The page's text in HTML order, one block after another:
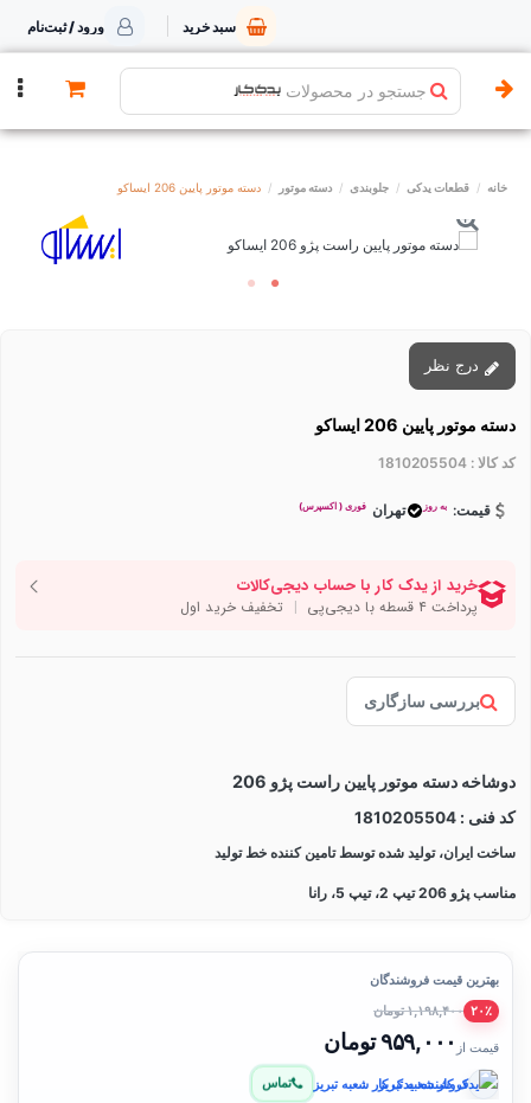
سبد خرید ورود / ثبت‌نام
جستجو در محصولات
خانه قطعات یدکی جلوبندی دسته موتور دسته موتور پایین 206 ایساکو
دسته موتور پایین 206 ایساکو
کد کالا : 1810205504
قیمت: به روز تهران فوری ( اکسپرس)
بررسی سازگاری
دوشاخه دسته موتور پایین راست پژو 206
کد فنی : 1810205504
ساخت ایران، تولید شده توسط تامین کننده خط تولید
مناسب پژو 206 تیپ 2، تیپ 5، رانا
بهترین قیمت فروشندگان
۲۰٪ ۱,۱۹۸,۴۰۰ تومان
قیمت از ۹۵۹,۰۰۰ تومان
فروشنده: یدک کار شعبه تبریز تماس